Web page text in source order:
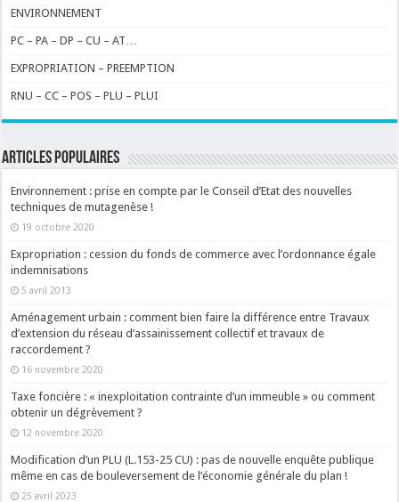
ENVIRONNEMENT
PC – PA – DP – CU – AT…
EXPROPRIATION – PREEMPTION
RNU – CC – POS – PLU – PLUI
ARTICLES POPULAIRES
Environnement : prise en compte par le Conseil d’Etat des nouvelles
techniques de mutagenèse !
19 octobre 2020
Expropriation : cession du fonds de commerce avec l’ordonnance égale
indemnisations
5 avril 2013
Aménagement urbain : comment bien faire la différence entre Travaux
d’extension du réseau d’assainissement collectif et travaux de
raccordement ?
16 novembre 2020
Taxe foncière : « inexploitation contrainte d’un immeuble » ou comment
obtenir un dégrèvement ?
12 novembre 2020
Modification d’un PLU (L.153-25 CU) : pas de nouvelle enquête publique
même en cas de bouleversement de l’économie générale du plan !
25 avril 2023